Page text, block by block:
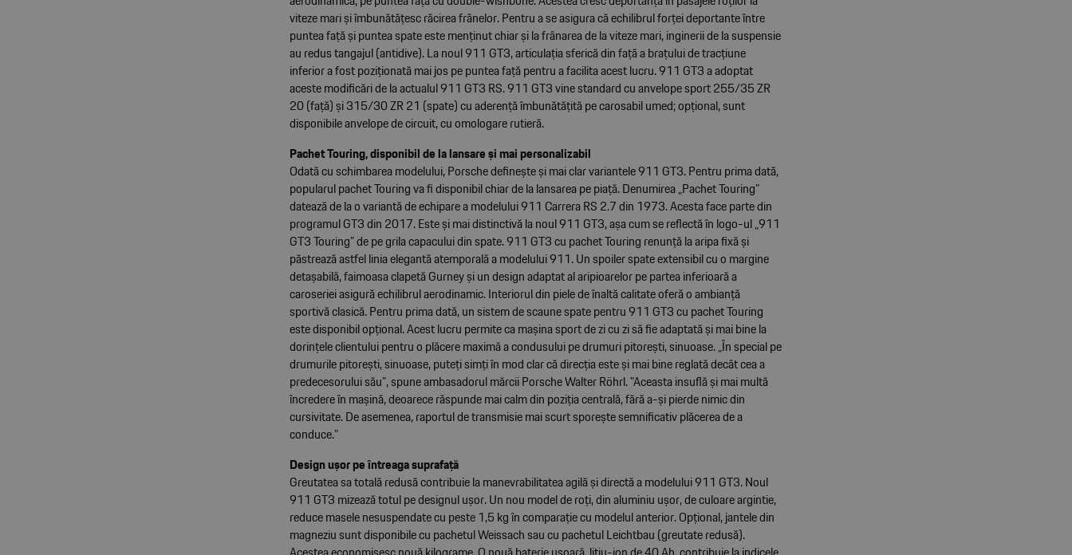
viteze mari și îmbunătățesc răcirea frânelor. Pentru a se asigura că echilibrul forței deportante între
puntea față și puntea spate este menținut chiar și la frânarea de la viteze mari, inginerii de la suspensie
au redus tangajul (antidive). La noul 911 GT3, articulația sferică din față a brațului de tracțiune
inferior a fost poziționată mai jos pe puntea față pentru a facilita acest lucru. 911 GT3 a adoptat
aceste modificări de la actualul 911 GT3 RS. 911 GT3 vine standard cu anvelope sport 255/35 ZR
20 (față) și 315/30 ZR 21 (spate) cu aderență îmbunătățită pe carosabil umed; opțional, sunt
disponibile anvelope de circuit, cu omologare rutieră.
Pachet Touring, disponibil de la lansare și mai personalizabil
Odată cu schimbarea modelului, Porsche definește și mai clar variantele 911 GT3. Pentru prima dată,
popularul pachet Touring va fi disponibil chiar de la lansarea pe piață. Denumirea „Pachet Touring”
datează de la o variantă de echipare a modelului 911 Carrera RS 2.7 din 1973. Acesta face parte din
programul GT3 din 2017. Este și mai distinctivă la noul 911 GT3, așa cum se reflectă în logo-ul „911
GT3 Touring” de pe grila capacului din spate. 911 GT3 cu pachet Touring renunță la aripa fixă și
păstrează astfel linia elegantă atemporală a modelului 911. Un spoiler spate extensibil cu o margine
detașabilă, faimoasa clapetă Gurney și un design adaptat al aripioarelor pe partea inferioară a
caroseriei asigură echilibrul aerodinamic. Interiorul din piele de înaltă calitate oferă o ambianță
sportivă clasică. Pentru prima dată, un sistem de scaune spate pentru 911 GT3 cu pachet Touring
este disponibil opțional. Acest lucru permite ca mașina sport de zi cu zi să fie adaptată și mai bine la
dorințele clientului pentru o plăcere maximă a condusului pe drumuri pitorești, sinuoase. „În special pe
drumurile pitorești, sinuoase, puteți simți în mod clar că direcția este și mai bine reglată decât cea a
predecesorului său”, spune ambasadorul mărcii Porsche Walter Röhrl. "Aceasta insuflă și mai multă
încredere în mașină, deoarece răspunde mai calm din poziția centrală, fără a-și pierde nimic din
cursivitate. De asemenea, raportul de transmisie mai scurt sporește semnificativ plăcerea de a
conduce.”
Design ușor pe întreaga suprafață
Greutatea sa totală redusă contribuie la manevrabilitatea agilă și directă a modelului 911 GT3. Noul
911 GT3 mizează totul pe designul ușor. Un nou model de roți, din aluminiu ușor, de culoare argintie,
reduce masele nesuspendate cu peste 1,5 kg în comparație cu modelul anterior. Opțional, jantele din
magneziu sunt disponibile cu pachetul Weissach sau cu pachetul Leichtbau (greutate redusă).